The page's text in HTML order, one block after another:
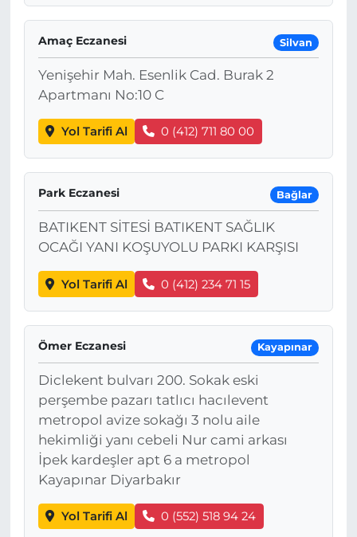
Amaç Eczanesi Silvan
Yenişehir Mah. Esenlik Cad. Burak 2
Apartmanı No:10 C
Yol Tarifi Al 0 (412) 711 80 00
Park Eczanesi Bağlar
BATIKENT SİTESİ BATIKENT SAĞLIK
OCAĞI YANI KOŞUYOLU PARKI KARŞISI
Yol Tarifi Al 0 (412) 234 71 15
Ömer Eczanesi Kayapınar
Diclekent bulvarı 200. Sokak eski
perşembe pazarı tatlıcı hacılevent
metropol avize sokağı 3 nolu aile
hekimliği yanı cebeli Nur cami arkası
İpek kardeşler apt 6 a metropol
Kayapınar Diyarbakır
Yol Tarifi Al 0 (552) 518 94 24